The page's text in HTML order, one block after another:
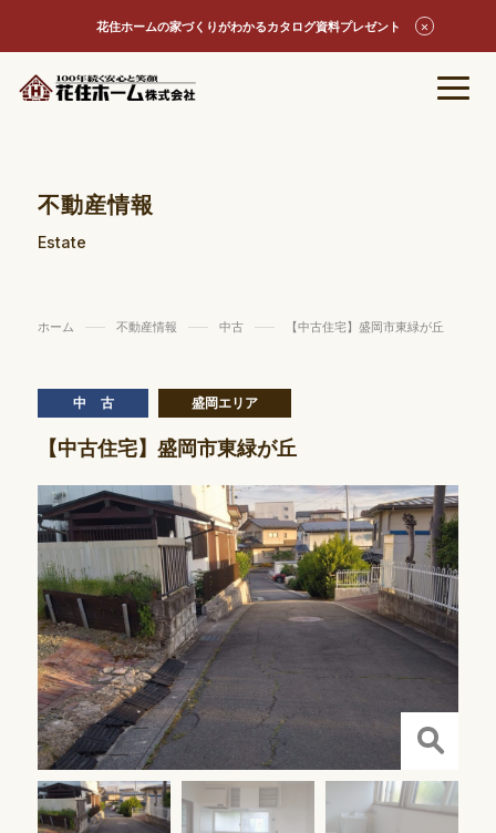
花住ホームの家づくりがわかるカタログ資料プレゼント
不動産情報
Estate
ホーム 不動産情報 中古 【中古住宅】盛岡市東緑が丘
中古 盛岡エリア
【中古住宅】盛岡市東緑が丘